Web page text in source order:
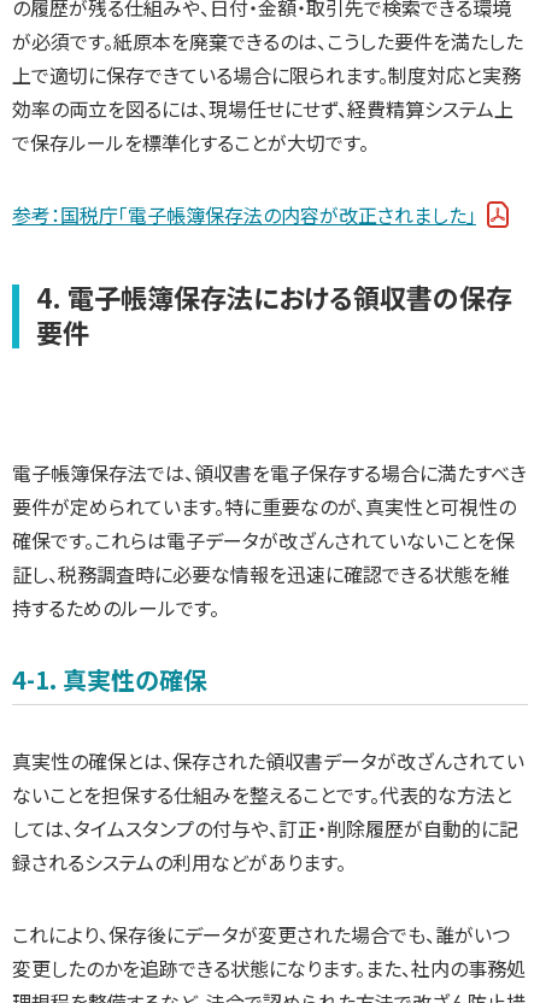
の履歴が残る仕組みや、日付・金額・取引先で検索できる環境
が必須です。紙原本を廃棄できるのは、こうした要件を満たした
上で適切に保存できている場合に限られます。制度対応と実務
効率の両立を図るには、現場任せにせず、経費精算システム上
で保存ルールを標準化することが大切です。
参考：国税庁「電子帳簿保存法の内容が改正されました」
4. 電子帳簿保存法における領収書の保存
要件
電子帳簿保存法では、領収書を電子保存する場合に満たすべき
要件が定められています。特に重要なのが、真実性と可視性の
確保です。これらは電子データが改ざんされていないことを保
証し、税務調査時に必要な情報を迅速に確認できる状態を維
持するためのルールです。
4-1. 真実性の確保
真実性の確保とは、保存された領収書データが改ざんされてい
ないことを担保する仕組みを整えることです。代表的な方法と
しては、タイムスタンプの付与や、訂正・削除履歴が自動的に記
録されるシステムの利用などがあります。
これにより、保存後にデータが変更された場合でも、誰がいつ
変更したのかを追跡できる状態になります。また、社内の事務処